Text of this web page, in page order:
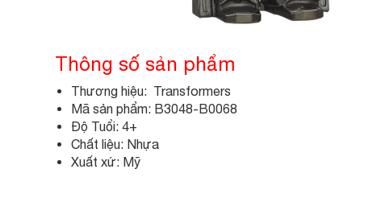
Thông số sản phẩm
Thương hiệu: Transformers
Mã sản phẩm: B3048-B0068
Độ Tuổi: 4+
Chất liệu: Nhựa
Xuất xứ: Mỹ